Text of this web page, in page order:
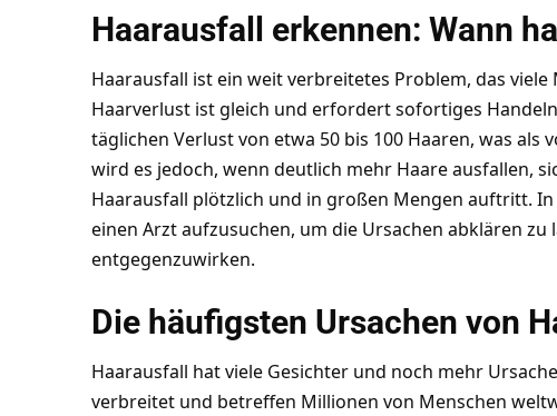
Haarausfall erkennen: Wann
Haarausfall ist ein weit verbreitetes Problem, das
Haarverlust ist gleich und erfordert sofortiges
täglichen Verlust von etwa 50 bis 100 Haaren, was
wird es jedoch, wenn deutlich mehr Haare ausfallen,
Haarausfall plötzlich und in großen Mengen auftritt.
einen Arzt aufzusuchen, um die Ursachen abklären
entgegenzuwirken.
Die häufigsten Ursachen von
Haarausfall hat viele Gesichter und noch mehr
verbreitet und betreffen Millionen von Menschen